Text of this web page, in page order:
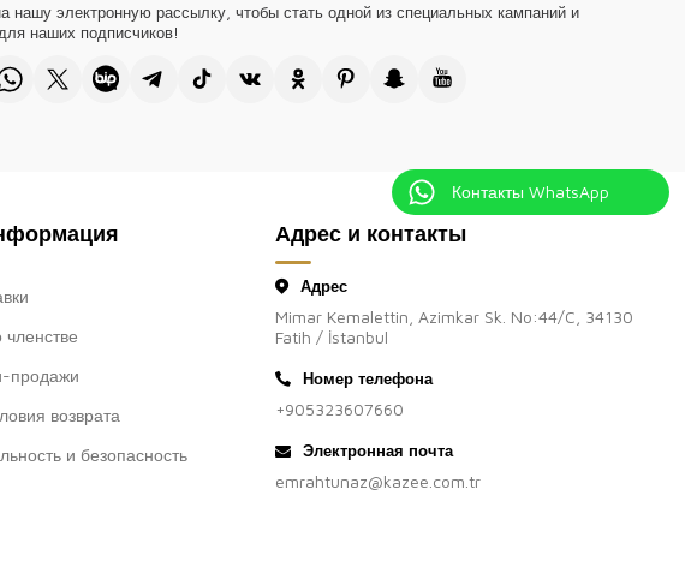
Контакты WhatsApp
нашу электронную рассылку, чтобы стать одной из специальных кампаний и
наших подписчиков!
продажи
возврата
и безопасность
Адрес и контакты
Адрес
Mimar Kemalettin, Azimkar Sk. No:44/C, 34130
Fatih / İstanbul
Номер телефона
+905323607660
Электронная почта
emrahtunaz@kazee.com.tr